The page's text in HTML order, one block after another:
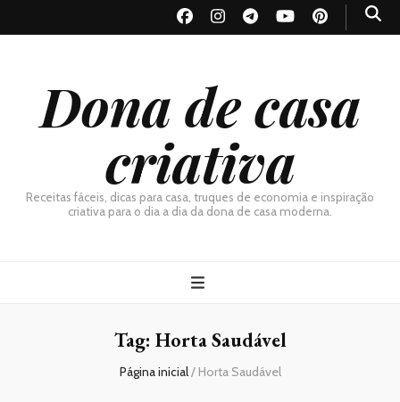
Dona de casa
criativa
Receitas fáceis, dicas para casa, truques de economia e inspiração
criativa para o dia a dia da dona de casa moderna.
Tag: Horta Saudável
Página inicial/ Horta Saudável